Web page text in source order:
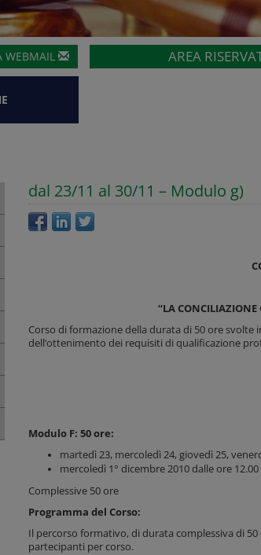
WEBMAIL AREA
dal 23/11 al 30/11 – Modulo g)
“LA CONCILIAZIONE
Corso di formazione della durata di 50 ore svolte
dell’ottenimento dei requisiti di qualificazione
Modulo F: 50 ore:
martedì 23, mercoledì 24, giovedì 25,
mercoledì 1° dicembre 2010 dalle ore 12.00
Complessive 50 ore
Programma del Corso:
Il percorso formativo, di durata complessiva di
partecipanti per corso.